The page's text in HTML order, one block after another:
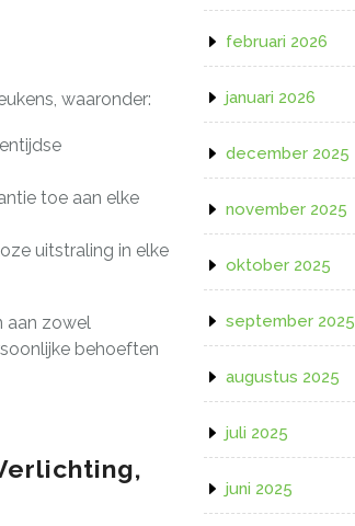
waaronder:
toe aan elke
uitstraling in elke
aan zowel
behoeften
februari 2026
januari 2026
december 2025
november 2025
oktober 2025
september 2025
augustus 2025
juli 2025
juni 2025